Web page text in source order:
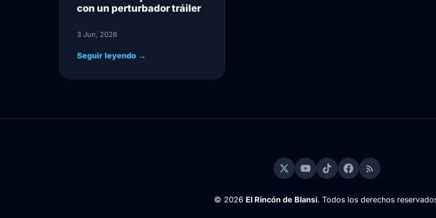
con un perturbador tráiler
3 Jun, 2026
Seguir leyendo →
© 2026 El Rincón de Blansi. Todos los derechos